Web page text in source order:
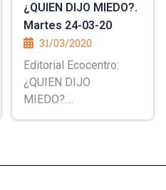
¿QUIEN DIJO MIEDO?.
Martes 24-03-20
31/03/2020
Editorial Ecocentro:
¿QUIEN DIJO
MIEDO?....